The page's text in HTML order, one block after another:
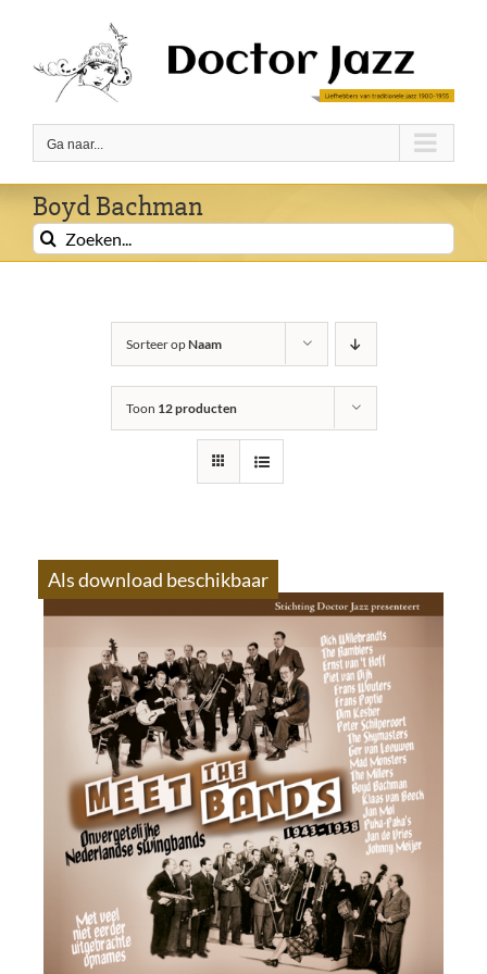
inhoud
Ga naar...
Boyd Bachman
Zoeken
naar:
Sorteer opNaam
Toon 12 producten
Als download beschikbaar